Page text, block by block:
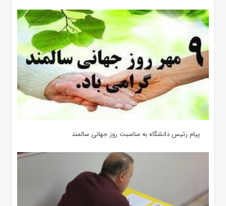
پیام رئیس دانشگاه به مناسبت روز جهانی سالمند